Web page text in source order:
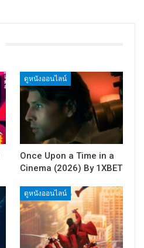
ดูหนังออนไลน์
Once Upon a Time in a
Cinema (2026) By 1XBET
ดูหนังออนไลน์